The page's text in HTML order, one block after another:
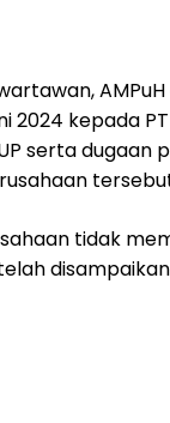
2024 kepada
serta dugaan
tidak